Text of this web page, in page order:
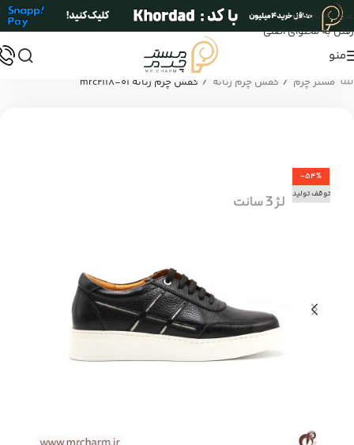
عبور به ناوبری
رفتن به محتوای اصلی
منو
مستر چرم / کفش چرم زنانه / کفش چرم زنانه mrc2118-01
-54%
توقف تولید